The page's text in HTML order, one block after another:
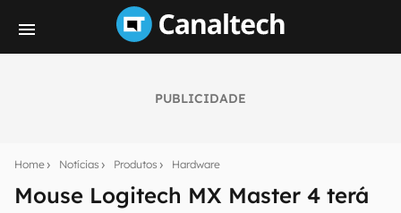
PUBLICIDADE
Home Notícias Produtos Hardware
Mouse Logitech MX Master 4 terá
notícias e reviews sobre tecnologia em primeira